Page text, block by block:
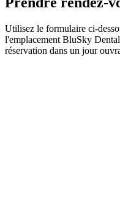
Utilisez le formulaire ci-
l'emplacement BluSky
réservation dans un jour